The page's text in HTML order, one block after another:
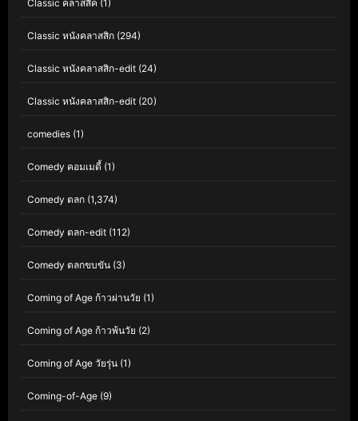
Classic คลาสสิค (1)
Classic หนังคลาสสิก (294)
Classic หนังคลาสสิก-edit (24)
Classic หนังคลาสสิก-edit (20)
comedies (1)
Comedy คอมเมดี้ (1)
Comedy ตลก (1,374)
Comedy ตลก-edit (112)
Comedy ตลกขบขัน (3)
Coming of Age ก้าวผ่านวัย (1)
Coming of Age ก้าวพ้นวัย (2)
Coming of Age วัยรุ่น (1)
Coming-of-Age (9)